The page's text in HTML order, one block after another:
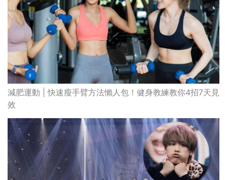
減肥運動 | 快速瘦手臂方法懶人包！健身教練教你4招7天見
效